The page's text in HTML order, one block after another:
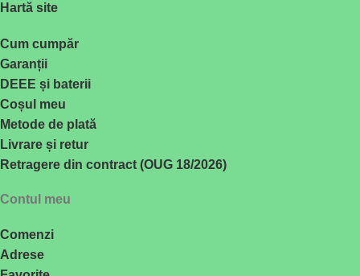
Hartă site
Cum cumpăr
Garanții
DEEE și baterii
Coșul meu
Metode de plată
Livrare și retur
Retragere din contract (OUG 18/2026)
Contul meu
Comenzi
Adrese